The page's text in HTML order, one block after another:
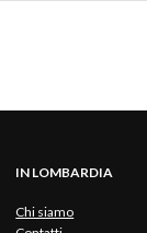
IN LOMBARDIA
Chi siamo